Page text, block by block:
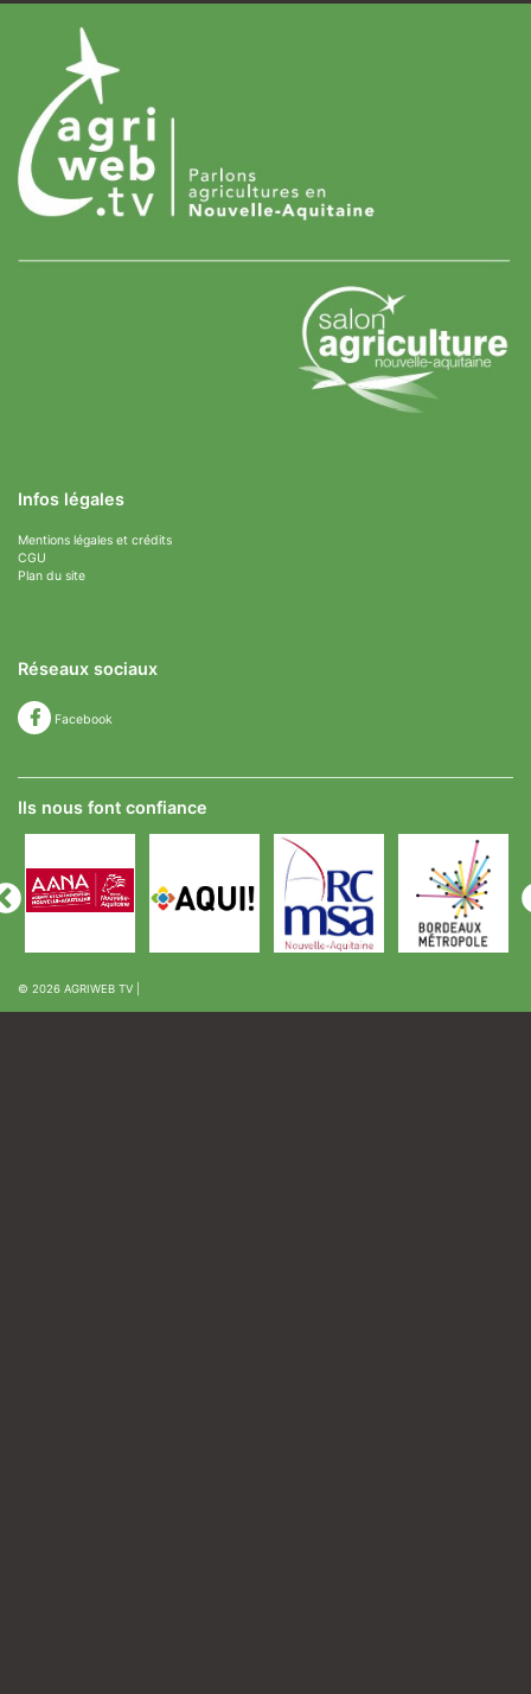
Infos légales
Mentions légales et crédits
CGU
Plan du site
Réseaux sociaux
Facebook
Ils nous font confiance
© 2026 AGRIWEB TV